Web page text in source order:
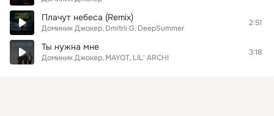
Плачут небеса (Remix)
Доминик Джокер Dmitrii G DeepSummer
2:51
Ты нужна мне
Доминик Джокер MAYOT LIL' ARCHI
3:18